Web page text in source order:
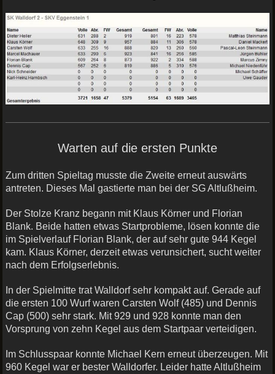
Warten auf die ersten Punkte
Zum dritten Spieltag musste die Zweite erneut auswärts
antreten. Dieses Mal gastierte man bei der SG Altlußheim.
Der Stolze Kranz begann mit Klaus Körner und Florian
Blank. Beide hatten etwas Startprobleme, lösen konnte die
im Spielverlauf Florian Blank, der auf sehr gute 944 Kegel
kam. Klaus Körner, derzeit etwas verunsichert, sucht weiter
nach dem Erfolgserlebnis.
In der Spielmitte trat Walldorf sehr kompakt auf. Gerade auf
die ersten 100 Wurf waren Carsten Wolf (485) und Dennis
Cap (500) sehr stark. Mit 929 und 928 konnte man den
Vorsprung von zehn Kegel aus dem Startpaar verteidigen.
Im Schlusspaar konnte Michael Kern erneut überzeugen. Mit
960 Kegel war er bester Walldorfer. Leider hatte Altlußheim